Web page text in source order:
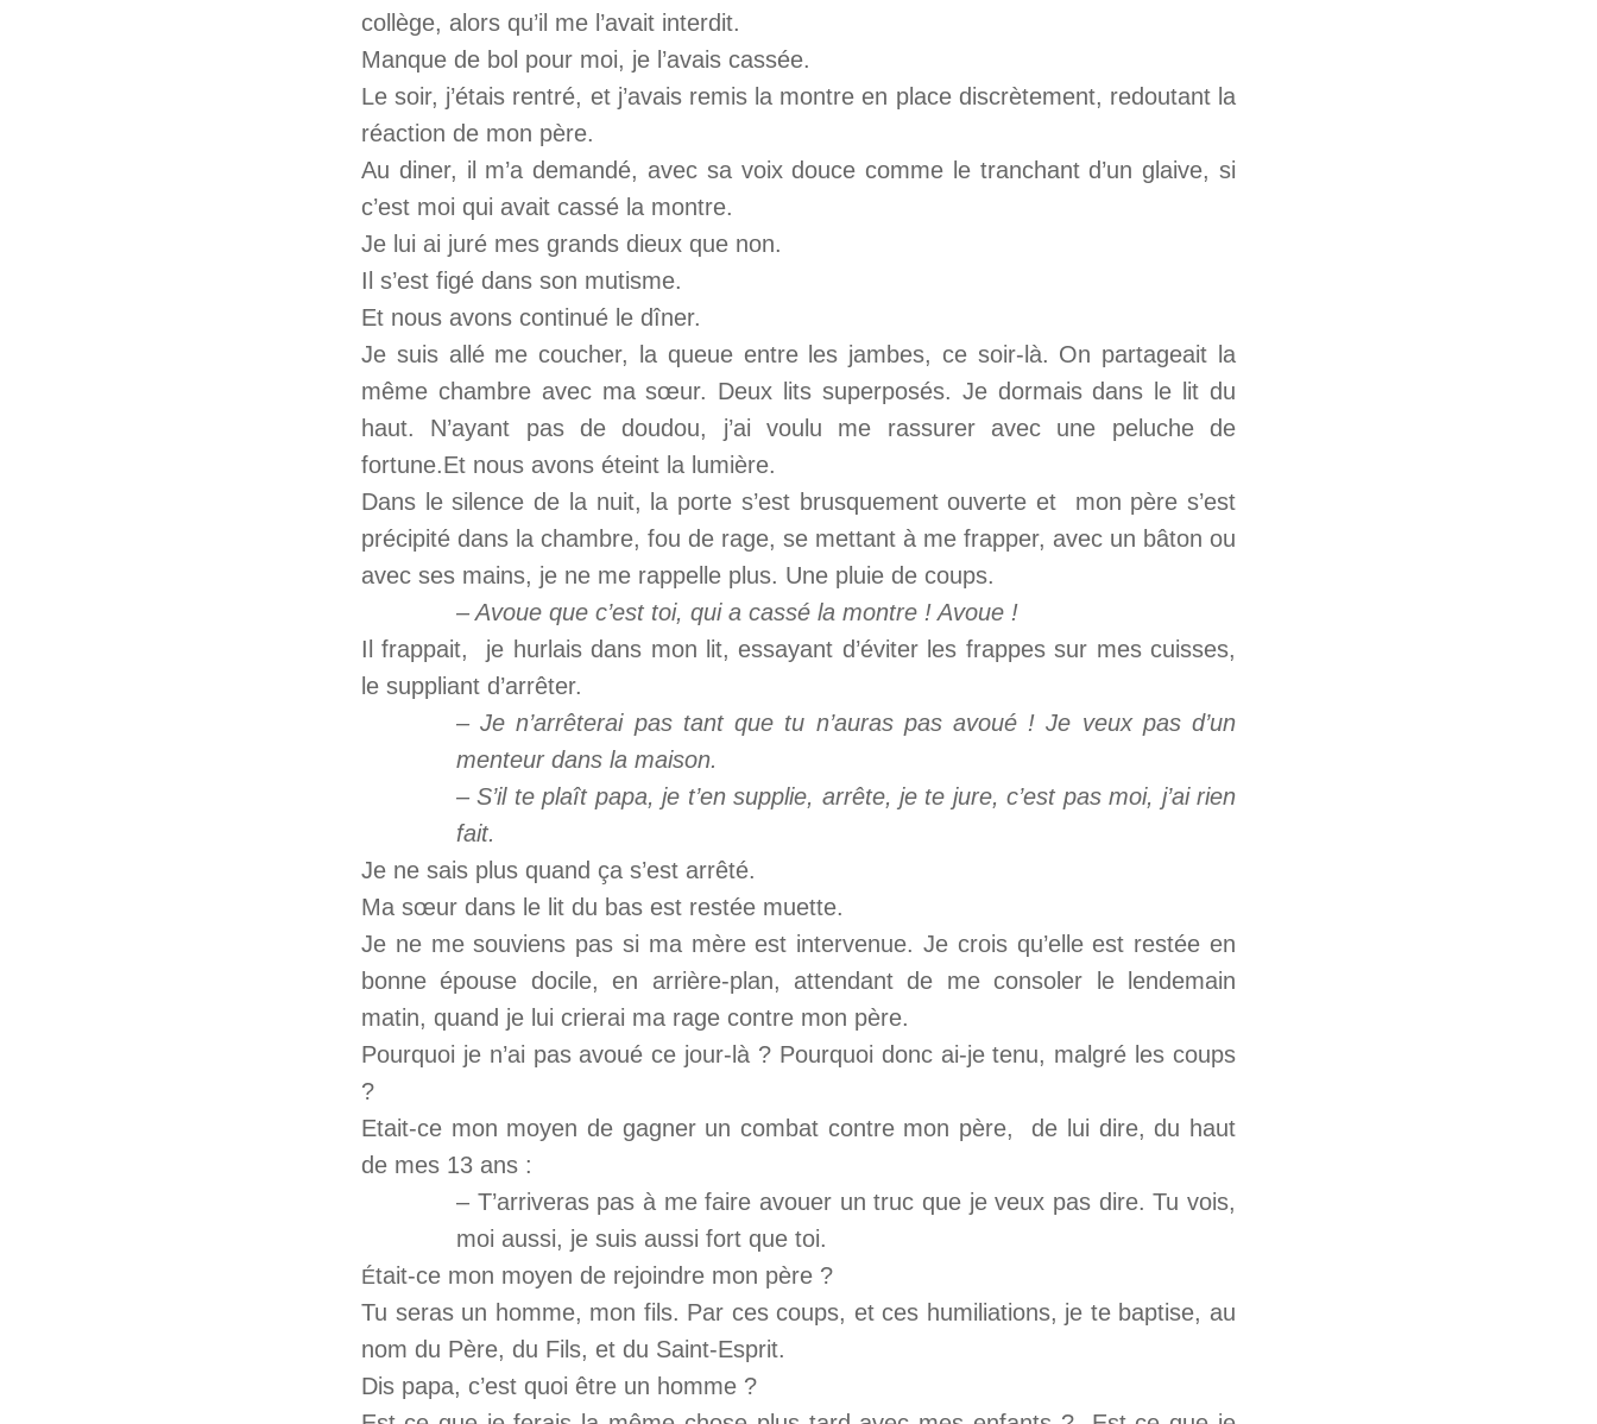
collège, alors qu’il me l’avait interdit.
Manque de bol pour moi, je l’avais cassée.
Le soir, j’étais rentré, et j’avais remis la montre en place discrètement, redoutant la
réaction de mon père.
Au diner, il m’a demandé, avec sa voix douce comme le tranchant d’un glaive, si
c’est moi qui avait cassé la montre.
Je lui ai juré mes grands dieux que non.
Il s’est figé dans son mutisme.
Et nous avons continué le dîner.
Je suis allé me coucher, la queue entre les jambes, ce soir-là. On partageait la
même chambre avec ma sœur. Deux lits superposés. Je dormais dans le lit du
haut. N’ayant pas de doudou, j’ai voulu me rassurer avec une peluche de
fortune.Et nous avons éteint la lumière.
Dans le silence de la nuit, la porte s’est brusquement ouverte et mon père s’est
précipité dans la chambre, fou de rage, se mettant à me frapper, avec un bâton ou
avec ses mains, je ne me rappelle plus. Une pluie de coups.
– Avoue que c’est toi, qui a cassé la montre ! Avoue !
Il frappait, je hurlais dans mon lit, essayant d’éviter les frappes sur mes cuisses,
le suppliant d’arrêter.
– Je n’arrêterai pas tant que tu n’auras pas avoué ! Je veux pas d’un
menteur dans la maison.
– S’il te plaît papa, je t’en supplie, arrête, je te jure, c’est pas moi, j’ai rien
fait.
Je ne sais plus quand ça s’est arrêté.
Ma sœur dans le lit du bas est restée muette.
Je ne me souviens pas si ma mère est intervenue. Je crois qu’elle est restée en
bonne épouse docile, en arrière-plan, attendant de me consoler le lendemain
matin, quand je lui crierai ma rage contre mon père.
Pourquoi je n’ai pas avoué ce jour-là ? Pourquoi donc ai-je tenu, malgré les coups
?
Etait-ce mon moyen de gagner un combat contre mon père, de lui dire, du haut
de mes 13 ans :
– T’arriveras pas à me faire avouer un truc que je veux pas dire. Tu vois,
moi aussi, je suis aussi fort que toi.
Était-ce mon moyen de rejoindre mon père ?
Tu seras un homme, mon fils. Par ces coups, et ces humiliations, je te baptise, au
nom du Père, du Fils, et du Saint-Esprit.
Dis papa, c’est quoi être un homme ?